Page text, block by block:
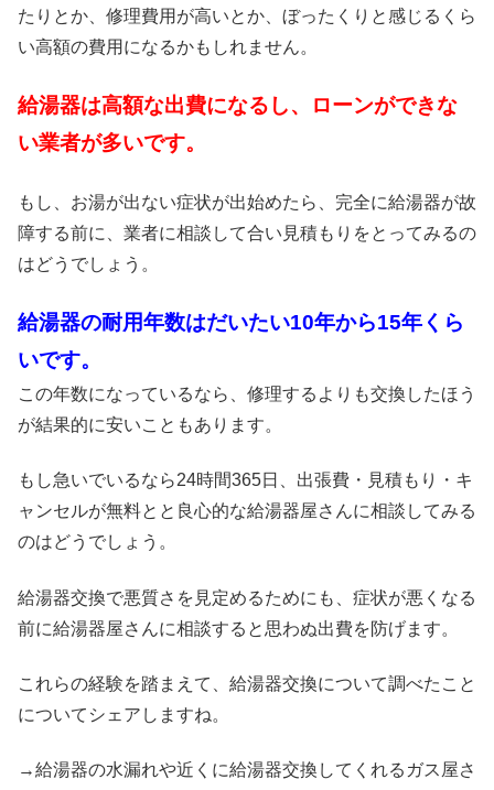
たりとか、修理費用が高いとか、ぼったくりと感じるくら
い高額の費用になるかもしれません。
給湯器は高額な出費になるし、ローンができな
い業者が多いです。
もし、お湯が出ない症状が出始めたら、完全に給湯器が故
障する前に、業者に相談して合い見積もりをとってみるの
はどうでしょう。
給湯器の耐用年数はだいたい10年から15年くら
いです。
この年数になっているなら、修理するよりも交換したほう
が結果的に安いこともあります。
もし急いでいるなら24時間365日、出張費・見積もり・キ
ャンセルが無料とと良心的な給湯器屋さんに相談してみる
のはどうでしょう。
給湯器交換で悪質さを見定めるためにも、症状が悪くなる
前に給湯器屋さんに相談すると思わぬ出費を防げます。
これらの経験を踏まえて、給湯器交換について調べたこと
についてシェアしますね。
→給湯器の水漏れや近くに給湯器交換してくれるガス屋さ